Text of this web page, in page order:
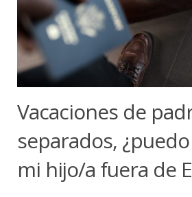
Contacto
Vacaciones de
separados,
mi hijo/a fuera de